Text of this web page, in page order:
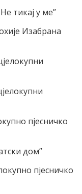
тикај у ме”
Изабрана
пјесничко
дом”
пјесничко